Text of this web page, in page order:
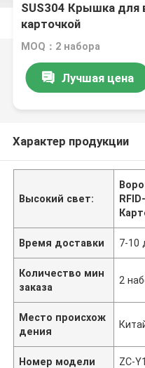
SUS304 Крышка для
карточкой
MOQ：2 набора
Лучшая цена
Характер продукции
Высокий свет:
Время доставки 7-10
Количество мин
заказа
2
Место происхож
дения
Номер модели ZC-